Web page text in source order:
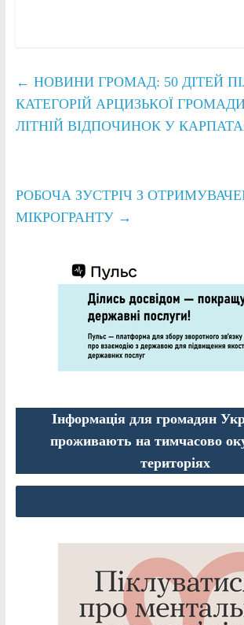
← НОВИНИ ГРОМАД: 50 ДІТЕЙ
КАТЕГОРІЙ АРЦИЗЬКОЇ
ЛІТНІЙ ВІДПОЧИНОК У
РОБОЧА ЗУСТРІЧ З
МІКРОГРАНТУ →
Інформація для громадян
проживають на тимчасово
територіях